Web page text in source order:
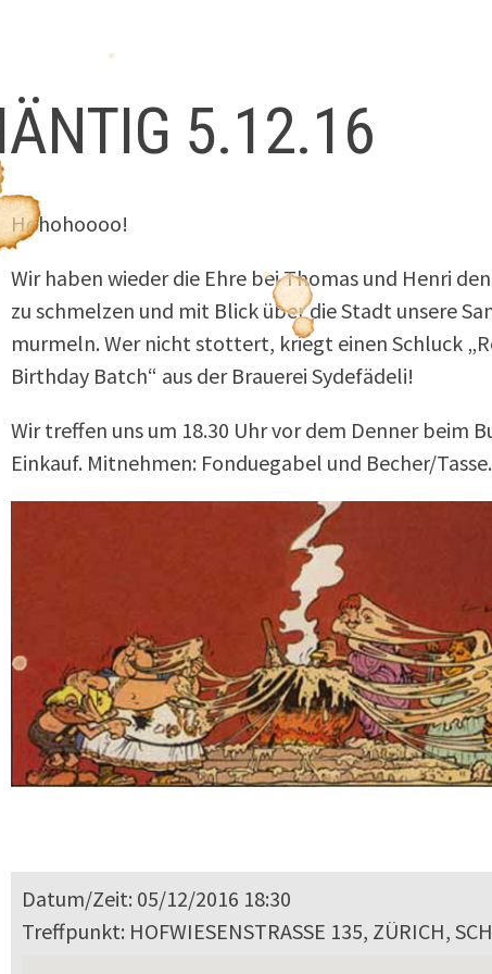
5.12.16
Hohohoooo!
Wir haben wieder die Ehre bei Thomas und Henri
zu schmelzen und mit Blick über die Stadt unsere
murmeln. Wer nicht stottert, kriegt einen Schluck
Birthday Batch“ aus der Brauerei Sydefädeli!
Wir treffen uns um 18.30 Uhr vor dem Denner beim
Einkauf. Mitnehmen: Fonduegabel und Becher/Tasse.
Datum/Zeit: 05/12/2016 18:30
Treffpunkt: HOFWIESENSTRASSE 135, ZÜRICH,